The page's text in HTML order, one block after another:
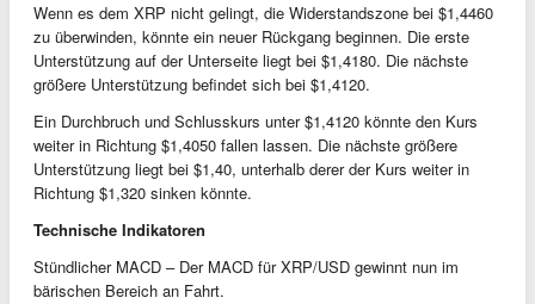
Wenn es dem XRP nicht gelingt, die Widerstandszone bei $1,4460
zu überwinden, könnte ein neuer Rückgang beginnen. Die erste
Unterstützung auf der Unterseite liegt bei $1,4180. Die nächste
größere Unterstützung befindet sich bei $1,4120.
Ein Durchbruch und Schlusskurs unter $1,4120 könnte den Kurs
weiter in Richtung $1,4050 fallen lassen. Die nächste größere
Unterstützung liegt bei $1,40, unterhalb derer der Kurs weiter in
Richtung $1,320 sinken könnte.
Technische Indikatoren
Stündlicher MACD – Der MACD für XRP/USD gewinnt nun im
bärischen Bereich an Fahrt.